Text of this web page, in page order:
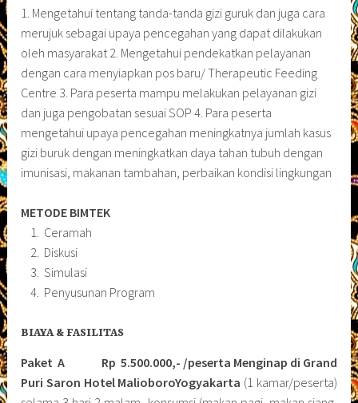
1. Mengetahui tentang tanda-tanda gizi guruk dan juga cara
merujuk sebagai upaya pencegahan yang dapat dilakukan
oleh masyarakat 2. Mengetahui pendekatkan pelayanan
dengan cara menyiapkan pos baru/ Therapeutic Feeding
Centre 3. Para peserta mampu melakukan pelayanan gizi
dan juga pengobatan sesuai SOP 4. Para peserta
mengetahui upaya pencegahan meningkatnya jumlah kasus
gizi buruk dengan meningkatkan daya tahan tubuh dengan
imunisasi, makanan tambahan, perbaikan kondisi lingkungan
METODE BIMTEK
Ceramah
Diskusi
Simulasi
Penyusunan Program
BIAYA & FASILITAS
Paket A Rp 5.500.000,- /peserta Menginap di Grand
Puri Saron Hotel MalioboroYogyakarta (1 kamar/peserta)